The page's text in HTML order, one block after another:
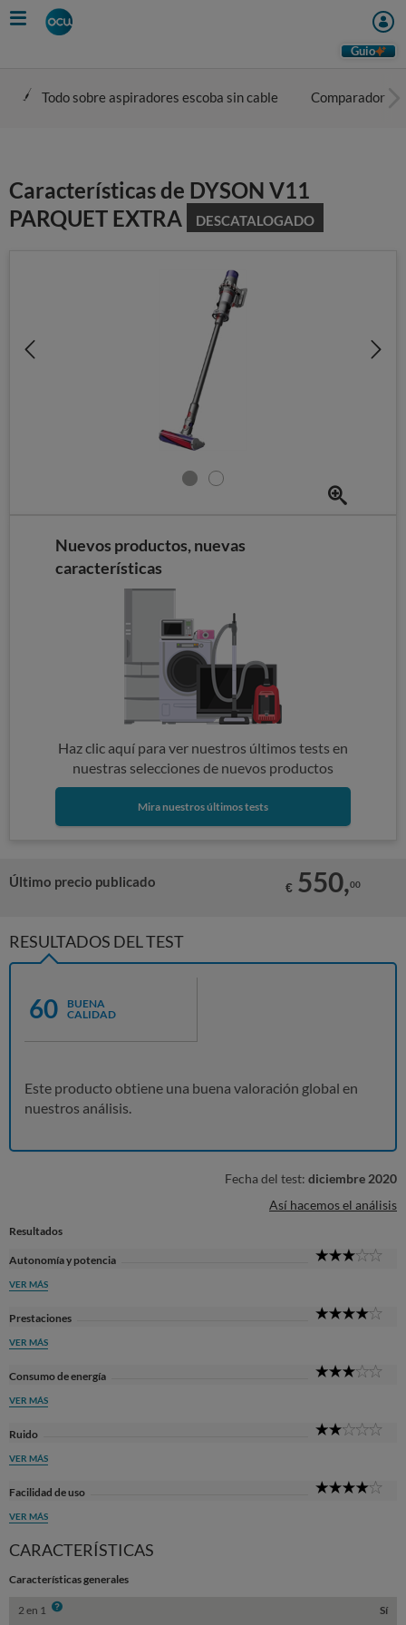
Skip
to
Guio
Todo sobre aspiradores escoba sin cable Comparador
Características de DYSON V11
PARQUET EXTRA
DESCATALOGADO
Nuevos productos, nuevas
características
Haz clic aquí para ver nuestros últimos tests en
nuestras selecciones de nuevos productos
Mira nuestros últimos tests
Último precio publicado € 550,00
RESULTADOS DEL TEST
60
BUENA
CALIDAD
Este producto obtiene una buena valoración global en
nuestros análisis.
Fecha del test: diciembre 2020
Así hacemos el análisis
Resultados
Autonomía y potencia
VER MÁS
Prestaciones
VER MÁS
Consumo de energía
VER MÁS
Ruido
VER MÁS
Facilidad de uso
VER MÁS
CARACTERÍSTICAS
Características generales
2 en 1 Info Sí